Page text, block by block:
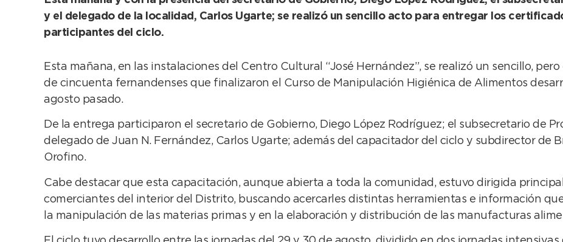
y el delegado de la localidad, Carlos Ugarte; se realizó un sencillo acto para entregar los
participantes del ciclo.
Esta mañana, en las instalaciones del Centro Cultural “José Hernández”, se realizó un sencillo,
de cincuenta fernandenses que finalizaron el Curso de Manipulación Higiénica de Alimentos
agosto pasado.
De la entrega participaron el secretario de Gobierno, Diego López Rodríguez; el subsecretario de
delegado de Juan N. Fernández, Carlos Ugarte; además del capacitador del ciclo y subdirector de
Orofino.
Cabe destacar que esta capacitación, aunque abierta a toda la comunidad, estuvo dirigida
comerciantes del interior del Distrito, buscando acercarles distintas herramientas e información
la manipulación de las materias primas y en la elaboración y distribución de las manufacturas